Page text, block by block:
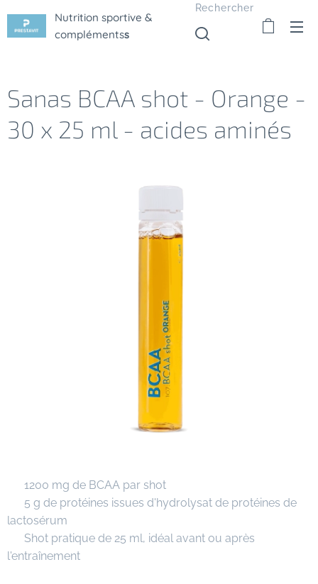
Nutrition sportive &
complémentss
Rechercher
Sanas BCAA shot - Orange -
30 x 25 ml - acides aminés
✔ 1200 mg de BCAA par shot
✔ 5 g de protéines issues d'hydrolysat de protéines de
lactosérum
✔ Shot pratique de 25 ml, idéal avant ou après
l'entraînement